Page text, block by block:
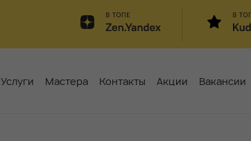
Услуги Мастера Контакты Акции Вакансии